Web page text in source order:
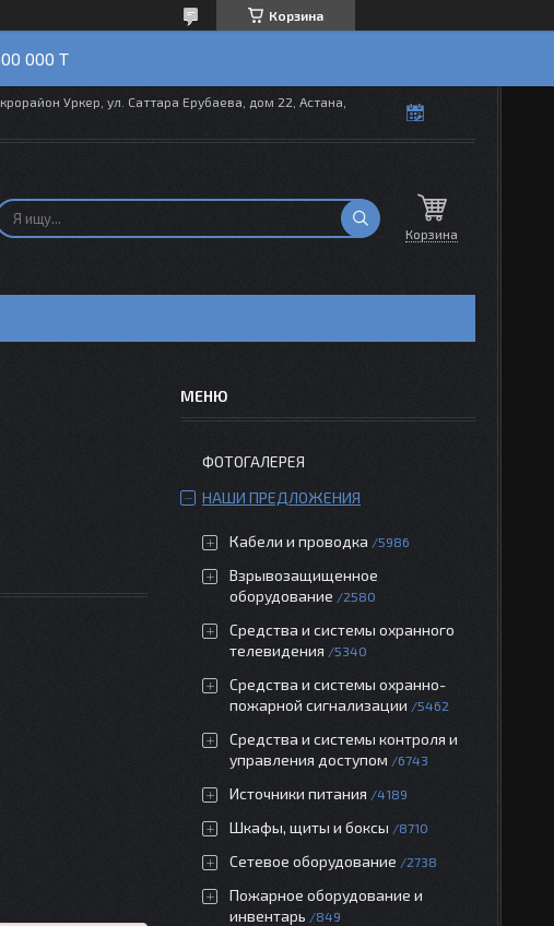
Корзина
000 T
Уркер, ул. Саттара Ерубаева, дом 22, Астана,
Корзина
ФОТОГАЛЕРЕЯ
НАШИ ПРЕДЛОЖЕНИЯ
Кабели и проводка 5986
Взрывозащищенное
оборудование
2580
Средства и системы охранного
телевидения
5340
Средства и системы охранно-
пожарной сигнализации
5462
Средства и системы контроля и
управления доступом
6743
Источники питания 4189
Шкафы, щиты и боксы 8710
Сетевое оборудование 2738
Пожарное оборудование и
инвентарь
849